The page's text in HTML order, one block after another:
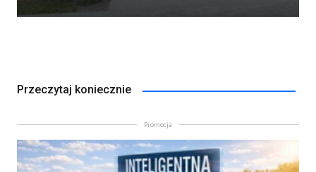
Przeczytaj koniecznie
Promocja